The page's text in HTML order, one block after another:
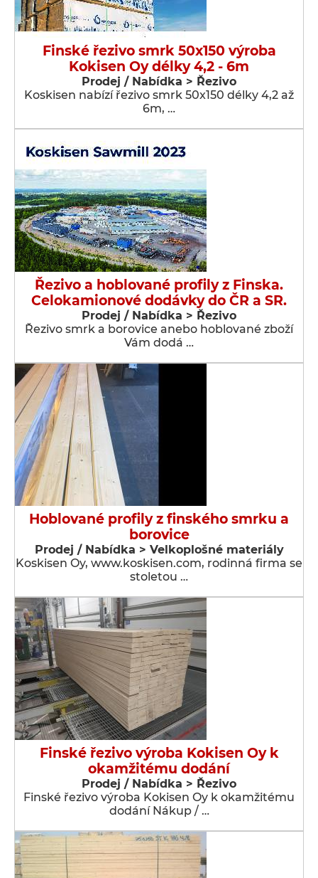
Finské řezivo smrk 50x150 výroba
Kokisen Oy délky 4,2 - 6m
Prodej / Nabídka > Řezivo
Koskisen nabízí řezivo smrk 50x150 délky 4,2 až
6m, …
Řezivo a hoblované profily z Finska.
Celokamionové dodávky do ČR a SR.
Prodej / Nabídka > Řezivo
Řezivo smrk a borovice anebo hoblované zboží
Vám dodá …
Hoblované profily z finského smrku a
borovice
Prodej / Nabídka > Velkoplošné materiály
Koskisen Oy, www.koskisen.com, rodinná firma se
stoletou …
Finské řezivo výroba Kokisen Oy k
okamžitému dodání
Prodej / Nabídka > Řezivo
Finské řezivo výroba Kokisen Oy k okamžitému
dodání Nákup / …